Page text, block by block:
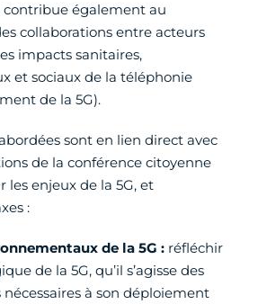
également au
collaborations entre acteurs
impacts sanitaires,
et sociaux de la téléphonie
de la 5G).
sont en lien direct avec
de la conférence citoyenne
les enjeux de la 5G, et
:
de la 5G : réfléchir
de la 5G, qu’il s’agisse des
à son déploiement